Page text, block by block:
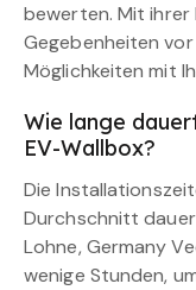
bewerten. Mit ihrer
Gegebenheiten
Möglichkeiten mit
Wie lange
EV-Wallbox?
Die
Durchschnitt
Lohne, Germany
wenige Stunden,